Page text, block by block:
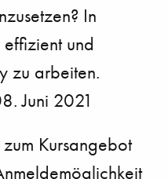
In
effizient und
zu arbeiten.
Juni 2021
Kursangebot